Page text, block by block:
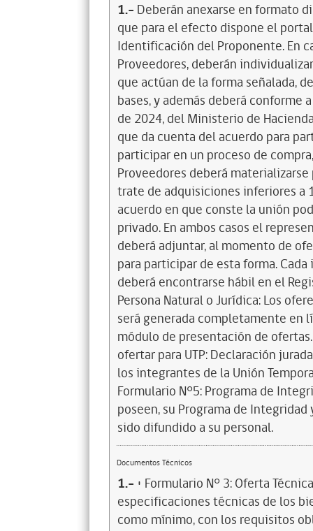
1.- Deberán anexarse en formato
que para el efecto dispone el
Identificación del Proponente. En
Proveedores, deberán
que actúan de la forma señalada,
bases, y además deberá conforme
de 2024, del Ministerio de
que da cuenta del acuerdo para
participar en un proceso de
Proveedores deberá
trate de adquisiciones inferiores a
acuerdo en que conste la unión
privado. En ambos casos el
deberá adjuntar, al momento de
para participar de esta forma.
deberá encontrarse hábil en el
Persona Natural o Jurídica: Los
será generada completamente en
módulo de presentación de
ofertar para UTP: Declaración
los integrantes de la Unión
Formulario N°5: Programa de
poseen, su Programa de
sido difundido a su personal.
Documentos Técnicos
1.- • Formulario N° 3: Oferta
especificaciones técnicas de los
como mínimo, con los requisitos